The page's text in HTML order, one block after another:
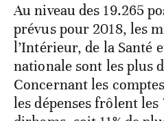
Au niveau des 19.265
prévus pour 2018, les
l’Intérieur, de la Santé
nationale sont les plus
Concernant les
les dépenses frôlent